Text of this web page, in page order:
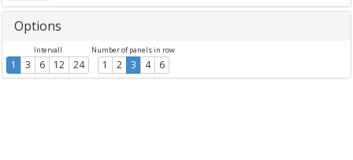
Options
Intervall
1 3 6 12 24
Number of panels in row
1 2 3 4 6